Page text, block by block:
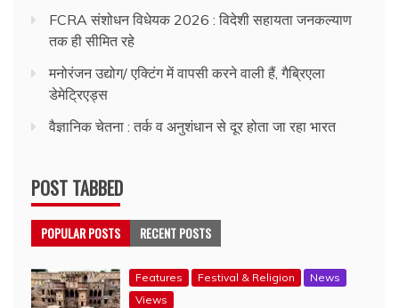
FCRA संशोधन विधेयक 2026 : विदेशी सहायता जनकल्याण
तक ही सीमित रहे
मनोरंजन उद्योग/ एक्टिंग में वापसी करने वाली हैं, गैब्रिएला
डेमेट्रिएड्स
वैज्ञानिक चेतना : तर्क व अनुशंधान से दूर होता जा रहा भारत
POST TABBED
POPULAR POSTS RECENT POSTS
Features Festival & Religion
News
Views